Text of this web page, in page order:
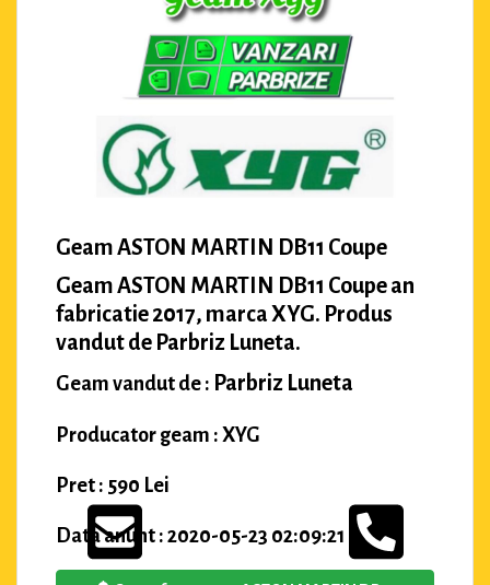
Geam ASTON MARTIN DB11 Coupe
Geam ASTON MARTIN DB11 Coupe an
fabricatie 2017, marca XYG. Produs
vandut de Parbriz Luneta.
Geam vandut de : Parbriz Luneta
Producator geam : XYG
Pret : 590 Lei
Data anunt : 2020-05-23 02:09:21